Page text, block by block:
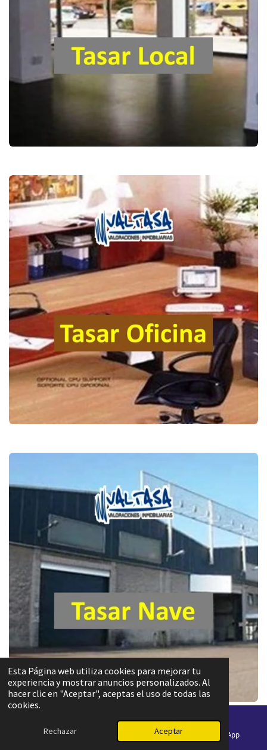
Esta Página web utiliza cookies para mejorar tu
experiencia y mostrar anuncios personalizados. Al
hacer clic en "Aceptar", aceptas el uso de todas las
cookies.
Rechazar Aceptar
Correo electrónico Teléfono WhatsApp